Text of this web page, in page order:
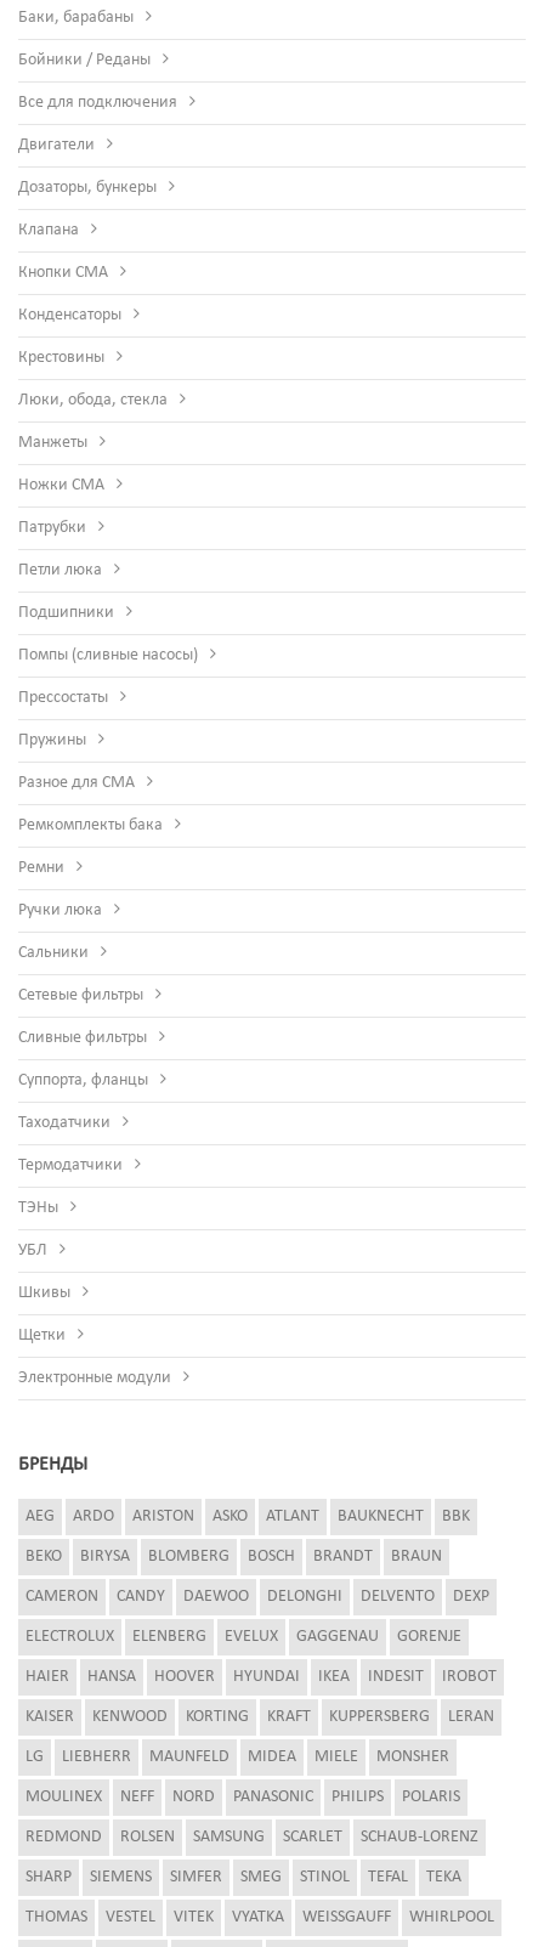
Баки, барабаны
Бойники / Реданы
Все для подключения
Двигатели
Дозаторы, бункеры
Клапана
Кнопки СМА
Конденсаторы
Крестовины
Люки, обода, стекла
Манжеты
Ножки СМА
Патрубки
Петли люка
Подшипники
Помпы (сливные насосы)
Прессостаты
Пружины
Разное для СМА
Ремкомплекты бака
Ремни
Ручки люка
Сальники
Сетевые фильтры
Сливные фильтры
Суппорта, фланцы
Таходатчики
Термодатчики
ТЭНы
УБЛ
Шкивы
Щетки
Электронные модули
БРЕНДЫ
AEG ARDO ARISTON ASKO ATLANT BAUKNECHT BBK
BEKO BIRYSA BLOMBERG BOSCH BRANDT BRAUN
CAMERON CANDY DAEWOO DELONGHI DELVENTO DEXP
ELECTROLUX ELENBERG EVELUX GAGGENAU GORENJE
HAIER HANSA HOOVER HYUNDAI IKEA INDESIT IROBOT
KAISER KENWOOD KORTING KRAFT KUPPERSBERG LERAN
LG LIEBHERR MAUNFELD MIDEA MIELE MONSHER
MOULINEX NEFF NORD PANASONIC PHILIPS POLARIS
REDMOND ROLSEN SAMSUNG SCARLET SCHAUB-LORENZ
SHARP SIEMENS SIMFER SMEG STINOL TEFAL TEKA
THOMAS VESTEL VITEK VYATKA WEISSGAUFF WHIRLPOOL